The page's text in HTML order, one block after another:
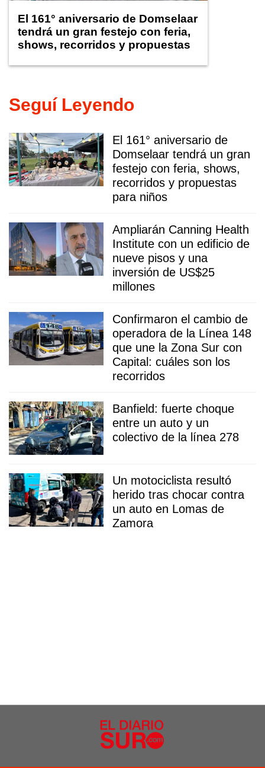
El 161° aniversario de Domselaar
tendrá un gran festejo con feria,
shows, recorridos y propuestas
Seguí Leyendo
El 161° aniversario de
Domselaar tendrá un gran
festejo con feria, shows,
recorridos y propuestas
para niños
Ampliarán Canning Health
Institute con un edificio de
nueve pisos y una
inversión de US$25
millones
Confirmaron el cambio de
operadora de la Línea 148
que une la Zona Sur con
Capital: cuáles son los
recorridos
Banfield: fuerte choque
entre un auto y un
colectivo de la línea 278
Un motociclista resultó
herido tras chocar contra
un auto en Lomas de
Zamora